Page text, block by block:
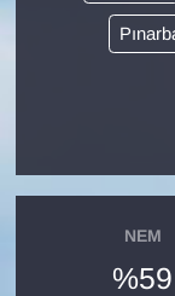
NEM
%59
Haber
Kadın